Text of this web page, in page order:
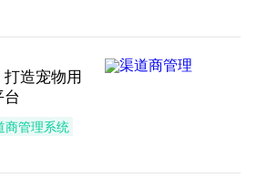
造宠物用
商管理系统